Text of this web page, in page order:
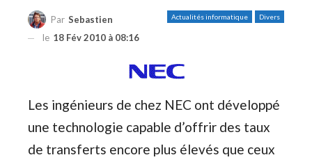
Actualités informatique Divers
Par Sebastien
le 18 Fév 2010 à 08:16
Les ingénieurs de chez NEC ont développé
une technologie capable d’offrir des taux
de transferts encore plus élevés que ceux